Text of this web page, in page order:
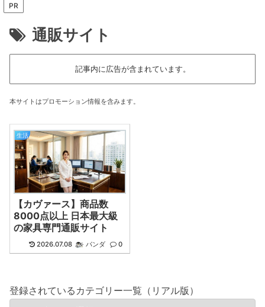
PR
通販サイト
記事内に広告が含まれています。
本サイトはプロモーション情報を含みます。
生活
【カヴァース】商品数
8000点以上 日本最大級
の家具専門通販サイト
2026.07.08 パンダ 0
登録されているカテゴリー一覧（リアル版）